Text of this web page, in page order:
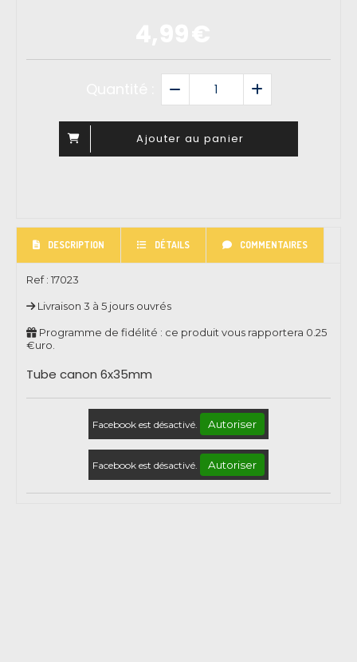
Ajouter au panier
DESCRIPTION DÉTAILS COMMENTAIRES
Ref : 17023
Livraison 3 à 5 jours ouvrés
Programme de fidélité : ce produit vous rapportera 0.25
€uro.
Tube canon 6x35mm
Facebook est désactivé. Autoriser
Facebook est désactivé. Autoriser